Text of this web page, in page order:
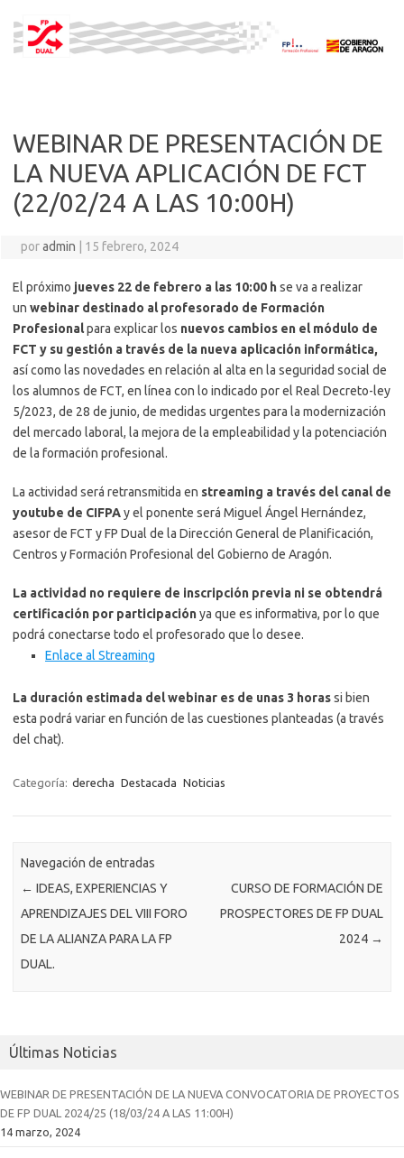
contenido
WEBINAR DE PRESENTACIÓN DE
LA NUEVA APLICACIÓN DE FCT
(22/02/24 A LAS 10:00H)
poradmin 15 febrero, 2024
El próximo jueves 22 de febrero a las 10:00 hse va a realizar
un webinar destinado al profesorado de Formación
Profesionalpara explicar los nuevos cambios en el módulo de
FCT y su gestión a través de la nueva aplicación informática,
así como las novedades en relación al alta en la seguridad social de
los alumnos de FCT, en línea con lo indicado por el Real Decreto-ley
5/2023, de 28 de junio, de medidas urgentes para la modernización
del mercado laboral, la mejora de la empleabilidad y la potenciación
de la formación profesional.
La actividad será retransmitida en streaming a través del canal de
youtube de CIFPAy el ponente será Miguel Ángel Hernández,
asesor de FCT y FP Dual de la Dirección General de Planificación,
Centros y Formación Profesional del Gobierno de Aragón.
La actividad no requiere de inscripción previa ni se obtendrá
certificación por participaciónya que es informativa, por lo que
podrá conectarse todo el profesorado que lo desee.
Enlace al Streaming
La duración estimada del webinar es de unas 3 horassi bien
esta podrá variar en función de las cuestiones planteadas (a través
del chat).
Categoría: derecha Destacada Noticias
Navegación de entradas
← IDEAS, EXPERIENCIAS Y
APRENDIZAJES DEL VIII FORO
DE LA ALIANZA PARA LA FP
DUAL.
CURSO DE FORMACIÓN DE
PROSPECTORES DE FP DUAL
2024 →
Últimas Noticias
WEBINAR DE PRESENTACIÓN DE LA NUEVA CONVOCATORIA DE PROYECTOS
DE FP DUAL 2024/25 (18/03/24 A LAS 11:00H)
14 marzo, 2024